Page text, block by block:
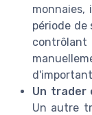
monnaies,
période de
Un trader
Un autre